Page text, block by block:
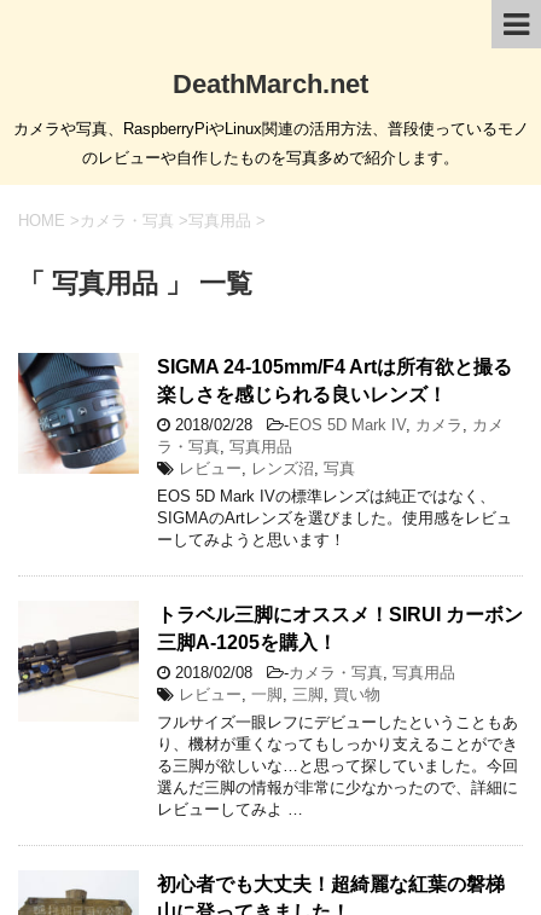
DeathMarch.net
カメラや写真、RaspberryPiやLinux関連の活用方法、普段使っているモノ
のレビューや自作したものを写真多めで紹介します。
HOME > カメラ・写真 >写真用品 >
「 写真用品 」 一覧
SIGMA 24-105mm/F4 Artは所有欲と撮る
楽しさを感じられる良いレンズ！
2018/02/28 -EOS 5D Mark IV, カメラ
カメ
ラ・写真 写真用品
レビュー
レンズ沼 写真
EOS 5D Mark IVの標準レンズは純正ではなく、
SIGMAのArtレンズを選びました。使用感をレビュ
ーしてみようと思います！
トラベル三脚にオススメ！SIRUI カーボン
三脚A-1205を購入！
2018/02/08 -カメラ・写真 写真用品
レビュー 一脚 三脚
買い物
フルサイズ一眼レフにデビューしたということもあ
り、機材が重くなってもしっかり支えることができ
る三脚が欲しいな…と思って探していました。今回
選んだ三脚の情報が非常に少なかったので、詳細に
レビューしてみよ …
初心者でも大丈夫！超綺麗な紅葉の磐梯